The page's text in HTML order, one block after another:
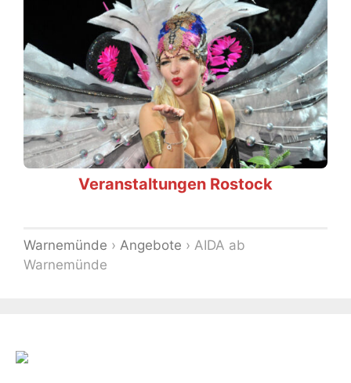
Veranstaltungen Rostock
Warnemünde › Angebote › AIDA ab
Warnemünde